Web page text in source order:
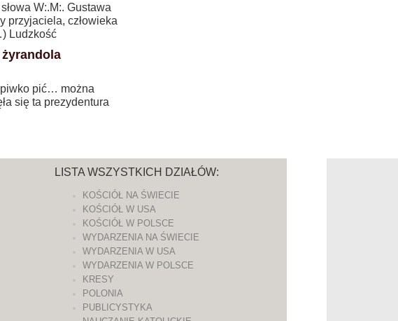
W:.M:. Gustawa
przyjaciela, człowieka
Ludzkość
piwko pić… można
się ta prezydentura
LISTA WSZYSTKICH DZIAŁÓW:
KOŚCIÓŁ NA ŚWIECIE
KOŚCIÓŁ W USA
KOŚCIÓŁ W POLSCE
WYDARZENIA NA ŚWIECIE
WYDARZENIA W USA
WYDARZENIA W POLSCE
KRESY
POLONIA
PUBLICYSTYKA